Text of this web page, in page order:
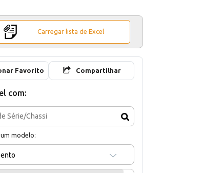
Carregar lista de Excel
Favorito Compartilhar
com:
modelo: